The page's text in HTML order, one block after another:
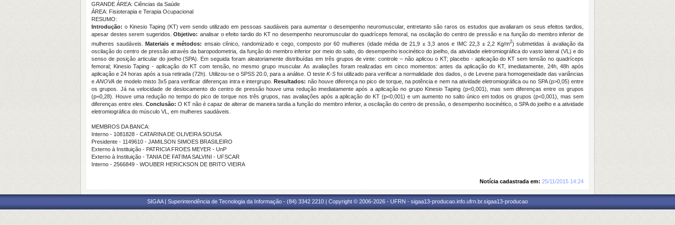
GRANDE ÁREA: Ciências da Saúde
ÁREA: Fisioterapia e Terapia Ocupacional
RESUMO:
Introdução: o Kinesio Taping (KT) vem sendo utilizado em pessoas saudáveis para aumentar o desempenho neuromuscular, entretanto são raros os estudos que avaliaram os seus efeitos tardios,
apesar destes serem sugeridos.Objetivo: analisar o efeito tardio do KT no desempenho neuromuscular do quadríceps femoral, na oscilação do centro de pressão e na função do membro inferior de
mulheres saudáveis.Materiais e métodos: ensaio clínico, randomizado e cego, composto por 60 mulheres (idade média de 21,9 ± 3,3 anos e IMC 22,3 ± 2,2 Kg/m2) submetidas à avaliação da
oscilação do centro de pressão através da baropodometria, da função do membro inferior por meio do salto, do desempenho isocinético do joelho, da atividade eletromiográfica do vasto lateral (VL) e do
senso de posição articular do joelho (SPA). Em seguida foram aleatoriamente distribuídas em três grupos de vinte: controle – não aplicou o KT; placebo - aplicação do KT sem tensão no quadríceps
femoral; Kinesio Taping - aplicação do KT com tensão, no mesmo grupo muscular. As avaliações foram realizadas em cinco momentos: antes da aplicação do KT, imediatamente, 24h, 48h após
aplicação e 24 horas após a sua retirada (72h). Utilizou-se o SPSS 20.0, para a análise. O testeK-Sfoi utilizado para verificar a normalidade dos dados, o de Levene para homogeneidade das variâncias
eANOVAde modelo misto 3x5 para verificar diferenças intra e intergrupo.Resultados: não houve diferença no pico de torque, na potência e nem na atividade eletromiográfica ou no SPA (p>0,05) entre
os grupos. Já na velocidade de deslocamento do centro de pressão houve uma redução imediatamente após a aplicação no grupo Kinesio Taping (p<0,001), mas sem diferenças entre os grupos
(p=0,28). Houve uma redução no tempo do pico de torque nos três grupos, nas avaliações após a aplicação do KT (p<0,001) e um aumento no salto único em todos os grupos (p<0,001), mas sem
diferenças entre eles.Conclusão: O KT não é capaz de alterar de maneira tardia a função do membro inferior, a oscilação do centro de pressão, o desempenho isocinético, o SPA do joelho e a atividade
eletromiográfica do músculo VL, em mulheres saudáveis.
MEMBROS DA BANCA:
Interno - 1081828 - CATARINA DE OLIVEIRA SOUSA
Presidente - 1149610 - JAMILSON SIMOES BRASILEIRO
Externo à Instituição - PATRICIA FROES MEYER - UnP
Externo à Instituição - TANIA DE FATIMA SALVINI - UFSCAR
Interno - 2566849 - WOUBER HERICKSON DE BRITO VIEIRA
Notícia cadastrada em: 25/11/2015 14:24
SIGAA | Superintendência de Tecnologia da Informação - (84) 3342 2210 | Copyright © 2006-2026 - UFRN - sigaa13-producao.info.ufrn.br.sigaa13-producao